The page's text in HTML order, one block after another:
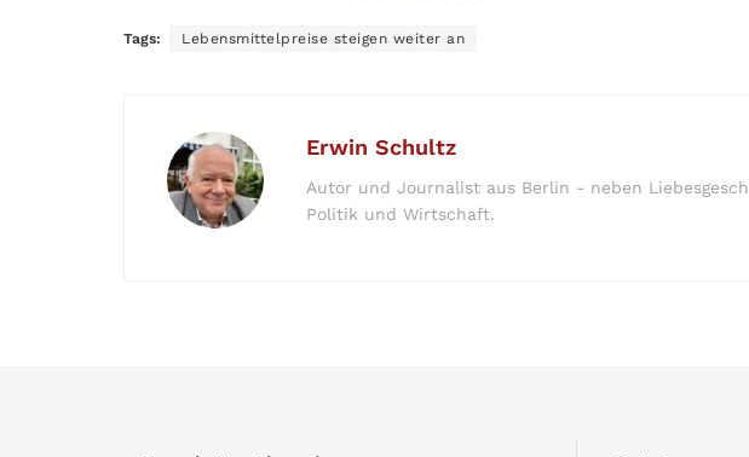
Tags: Lebensmittelpreise steigen weiter an
Erwin Schultz
Autor und Journalist aus Berlin - neben
Politik und Wirtschaft.